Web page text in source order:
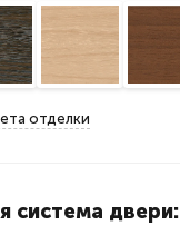
отделки
система двери: